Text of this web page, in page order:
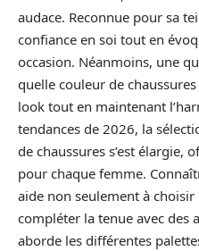
audace. Reconnue pour sa
confiance en soi tout en
occasion. Néanmoins, une
quelle couleur de
look tout en maintenant
tendances de 2026, la
de chaussures s’est élargie,
pour chaque femme.
aide non seulement à choisir
compléter la tenue avec des
aborde les différentes